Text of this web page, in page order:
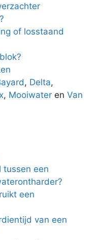
of losstaand
, Delta,
, Mooiwateren Van
tussen een
een
van een